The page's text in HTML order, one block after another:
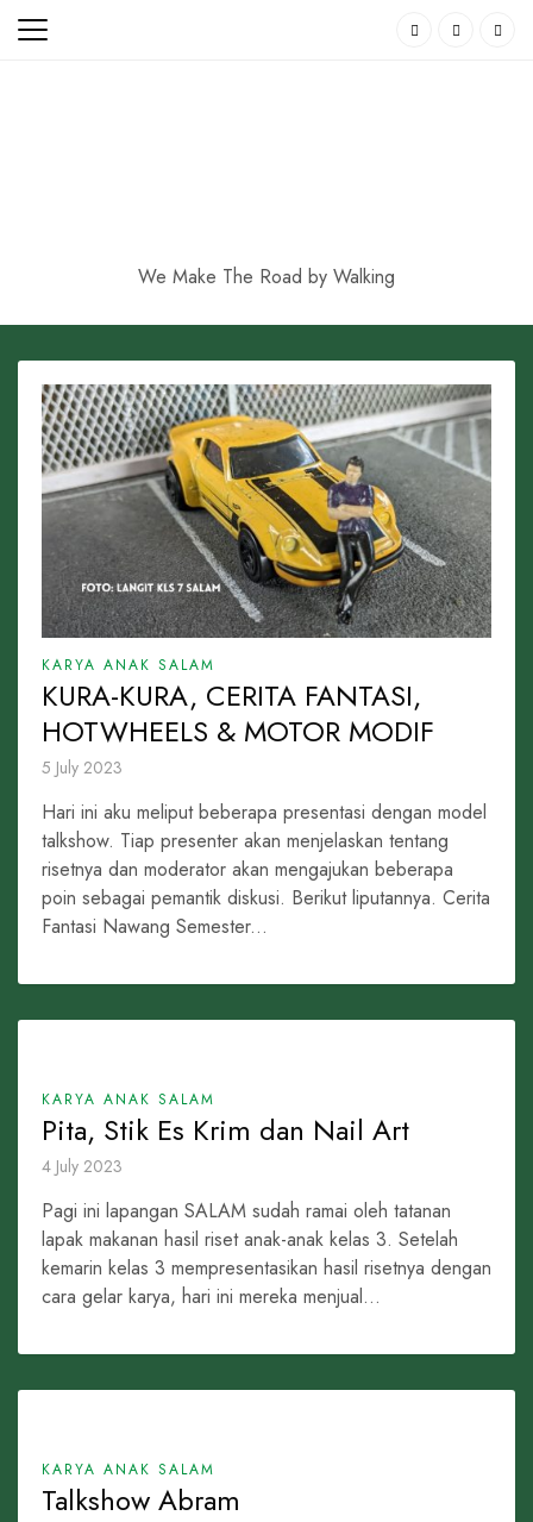
Skip
We Make The Road by Walking
KARYA ANAK SALAM
KURA-KURA, CERITA FANTASI,
HOTWHEELS & MOTOR MODIF
5 July 2023
Hari ini aku meliput beberapa presentasi dengan model
talkshow. Tiap presenter akan menjelaskan tentang
risetnya dan moderator akan mengajukan beberapa
poin sebagai pemantik diskusi. Berikut liputannya. Cerita
Fantasi Nawang Semester...
KARYA ANAK SALAM
Pita, Stik Es Krim dan Nail Art
4 July 2023
Pagi ini lapangan SALAM sudah ramai oleh tatanan
lapak makanan hasil riset anak-anak kelas 3. Setelah
kemarin kelas 3 mempresentasikan hasil risetnya dengan
cara gelar karya, hari ini mereka menjual...
KARYA ANAK SALAM
Talkshow Abram